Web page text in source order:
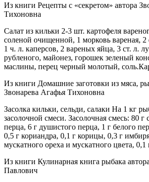
Из книги Рецепты с «секретом» автора
Тихоновна
Салат из кильки 2-3 шт. картофеля
соленой очищенной, 1 морковь вареная,
1 ч. л. каперсов, 2 вареных яйца, 3 ст. л.
рубленого, майонез, горошек зеленый
маслины, перец черный молотый,
Из книги Домашние заготовки из мяса,
Звонарева Агафья Тихоновна
Засолка кильки, сельди, салаки На 1 кг
засолочной смеси. Засолочная смесь: 80 г
перца, 6 г душистого перца, 1 г белого
0,5 г кориандра, 0,1 г корицы, 0,3 г
мускатного ореха и мускатного цвета, 0,1
Из книги Кулинарная книга рыбака
Павлович